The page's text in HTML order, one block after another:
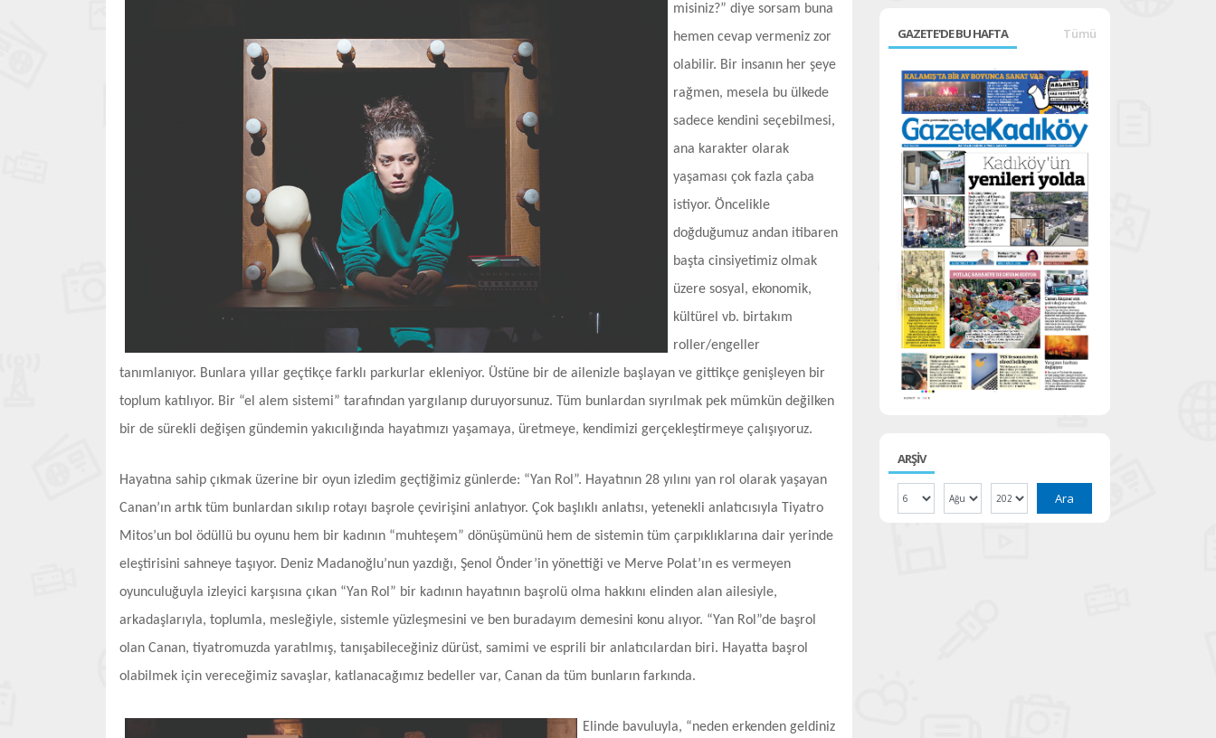
misiniz?” diye sorsam buna
hemen cevap vermeniz zor
olabilir. Bir insanın her şeye
rağmen, mesela bu ülkede
sadece kendini seçebilmesi,
ana karakter olarak
yaşaması çok fazla çaba
istiyor. Öncelikle
doğduğumuz andan itibaren
başta cinsiyetimiz olmak
üzere sosyal, ekonomik,
kültürel vb. birtakım
roller/engeller
tanımlanıyor. Bunlara yıllar geçtikçe farklı parkurlar ekleniyor. Üstüne bir de ailenizle başlayan ve gittikçe genişleyen bir
toplum katılıyor. Bir “el alem sistemi” tarafından yargılanıp duruyorsunuz. Tüm bunlardan sıyrılmak pek mümkün değilken
bir de sürekli değişen gündemin yakıcılığında hayatımızı yaşamaya, üretmeye, kendimizi gerçekleştirmeye çalışıyoruz.
Hayatına sahip çıkmak üzerine bir oyun izledim geçtiğimiz günlerde: “Yan Rol”. Hayatının 28 yılını yan rol olarak yaşayan
Canan’ın artık tüm bunlardan sıkılıp rotayı başrole çevirişini anlatıyor. Çok başlıklı anlatısı, yetenekli anlatıcısıyla Tiyatro
Mitos’un bol ödüllü bu oyunu hem bir kadının “muhteşem” dönüşümünü hem de sistemin tüm çarpıklıklarına dair yerinde
eleştirisini sahneye taşıyor. Deniz Madanoğlu’nun yazdığı, Şenol Önder’in yönettiği ve Merve Polat’ın es vermeyen
oyunculuğuyla izleyici karşısına çıkan “Yan Rol” bir kadının hayatının başrolü olma hakkını elinden alan ailesiyle,
arkadaşlarıyla, toplumla, mesleğiyle, sistemle yüzleşmesini ve ben buradayım demesini konu alıyor. “Yan Rol”de başrol
olan Canan, tiyatromuzda yaratılmış, tanışabileceğiniz dürüst, samimi ve esprili bir anlatıcılardan biri. Hayatta başrol
olabilmek için vereceğimiz savaşlar, katlanacağımız bedeller var, Canan da tüm bunların farkında.
Elinde bavuluyla, “neden erkenden geldiniz
GAZETE'DE BU HAFTA Tümü
ARŞİV
Ara